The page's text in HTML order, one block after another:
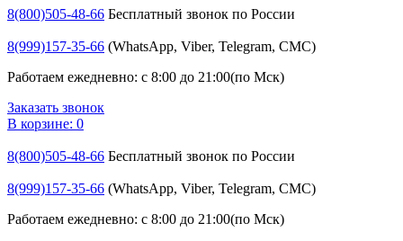
8(800)505-48-66 Бесплатный звонок по России
8(999)157-35-66 (WhatsApp, Viber, Telegram, СМС)
Работаем ежедневно: с 8:00 до 21:00(по Мск)
Заказать звонок
В корзине: 0
8(800)505-48-66 Бесплатный звонок по России
8(999)157-35-66 (WhatsApp, Viber, Telegram, СМС)
Работаем ежедневно: с 8:00 до 21:00(по Мск)